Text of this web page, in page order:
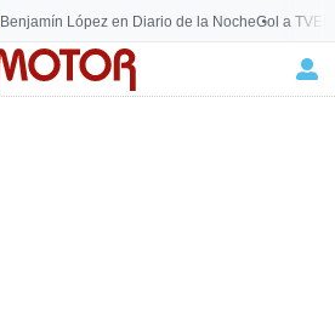
Benjamín López en Diario de la NocheGol a TVE